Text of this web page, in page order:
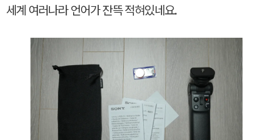
세계 여러나라 언어가 잔뜩 적혀있네요.